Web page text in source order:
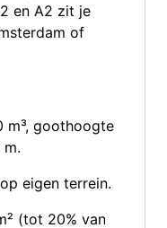
en A2 zit je
of
m³, goothoogte
eigen terrein.
(tot 20% van